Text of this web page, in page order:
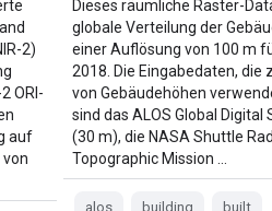
2)
ORI-
auf
Dieses räumliche Raster-
globale Verteilung der
einer Auflösung von 100 m
2018. Die Eingabedaten, die
von Gebäudehöhen
sind das ALOS Global Digital
(30 m), die NASA Shuttle
Topographic Mission …
alos building built